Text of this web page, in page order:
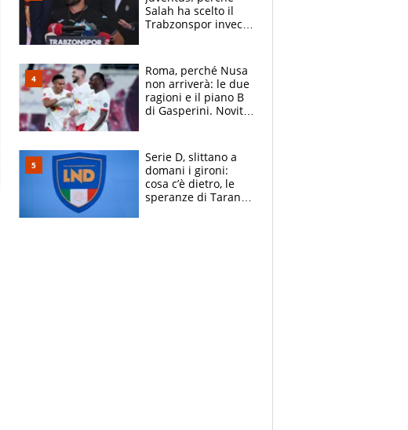
Salah ha scelto il
Trabzonspor invece
Roma, perché Nusa
non arriverà: le due
ragioni e il piano B
di Gasperini. Novità
Serie D, slittano a
domani i gironi:
cosa c’è dietro, le
speranze di Taranto